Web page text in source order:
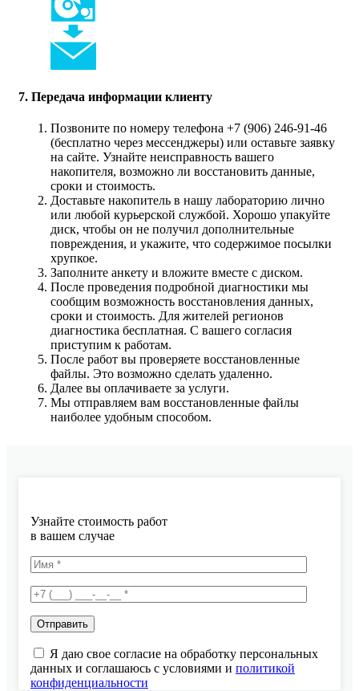
7. Передача информации клиенту
Позвоните по номеру телефона +7 (906) 246-91-46
(бесплатно через мессенджеры) или оставьте заявку
на сайте. Узнайте неисправность вашего
накопителя, возможно ли восстановить данные,
сроки и стоимость.
Доставьте накопитель в нашу лабораторию лично
или любой курьерской службой. Хорошо упакуйте
диск, чтобы он не получил дополнительные
повреждения, и укажите, что содержимое посылки
хрупкое.
Заполните анкету и вложите вместе с диском.
После проведения подробной диагностики мы
сообщим возможность восстановления данных,
сроки и стоимость. Для жителей регионов
диагностика бесплатная. С вашего согласия
приступим к работам.
После работ вы проверяете восстановленные
файлы. Это возможно сделать удаленно.
Далее вы оплачиваете за услуги.
Мы отправляем вам восстановленные файлы
наиболее удобным способом.
Узнайте стоимость работ
в вашем случае
Я даю свое согласие на обработку персональных
данных и соглашаюсь с условиями и политикой
конфиденциальности